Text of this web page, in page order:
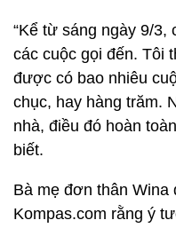
“Kể từ sáng ngày 9/
các cuộc gọi đến. Tôi
được có bao nhiêu
chục, hay hàng trăm.
nhà, điều đó hoàn
biết.
Bà mẹ đơn thân
Kompas.com rằng ý